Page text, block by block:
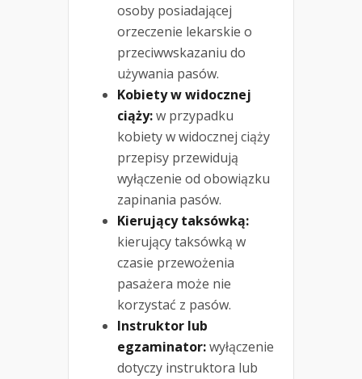
osoby posiadającej
orzeczenie lekarskie o
przeciwwskazaniu do
używania pasów.
Kobiety w widocznej
ciąży:w przypadku
kobiety w widocznej ciąży
przepisy przewidują
wyłączenie od obowiązku
zapinania pasów.
Kierujący taksówką:
kierujący taksówką w
czasie przewożenia
pasażera może nie
korzystać z pasów.
Instruktor lub
egzaminator:wyłączenie
dotyczy instruktora lub